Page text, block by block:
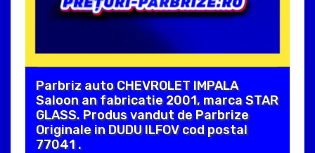
Parbriz auto CHEVROLET IMPALA
Saloon an fabricatie 2001, marca STAR
GLASS. Produs vandut de Parbrize
Originale in DUDU ILFOV cod postal
77041 .